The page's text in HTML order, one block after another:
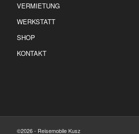
VERMIETUNG
WERKSTATT
SHOP
KONTAKT
©2026 - Reisemobile Kusz